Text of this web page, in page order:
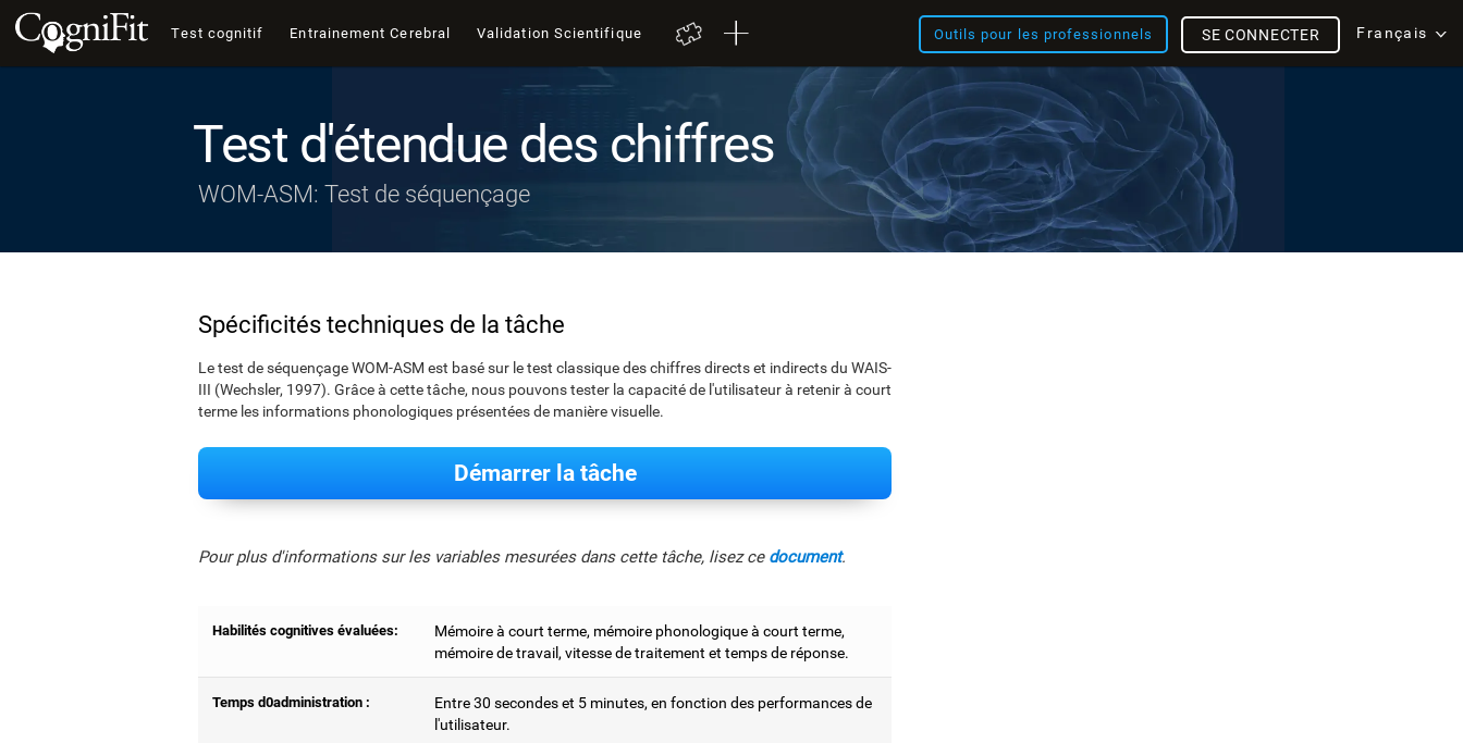
Test cognitif Entrainement Cerebral Validation Scientifique Outils pour les professionnels Français
SE CONNECTER
Test d'étendue des chiffres
WOM-ASM: Test de séquençage
Spécificités techniques de la tâche
Le test de séquençage WOM-ASM est basé sur le test classique des chiffres directs et indirects du WAIS-
III (Wechsler, 1997). Grâce à cette tâche, nous pouvons tester la capacité de l'utilisateur à retenir à court
terme les informations phonologiques présentées de manière visuelle.
Démarrer la tâche
Pour plus d'informations sur les variables mesurées dans cette tâche, lisez ce document.
Habilités cognitives évaluées:
Mémoire à court terme, mémoire phonologique à court terme,
mémoire de travail, vitesse de traitement et temps de réponse.
Temps d0administration :
Entre 30 secondes et 5 minutes, en fonction des performances de
l'utilisateur.